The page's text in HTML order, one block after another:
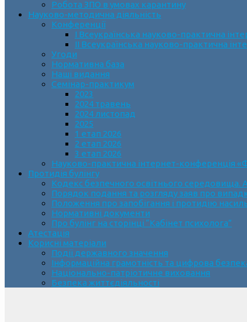
Робота ЗПО в умовах карантину
Науково-методична діяльність
Конференції
І Всеукраїнська науково-практична
ІІ Всеукраїнська науково-практична
Угоди
Нормативна база
Наші видання
Семінар-практикум
2023
2024 травень
2024 листопад
2025
1 етап 2026
2 етап 2026
3 етап 2026
Науково-практична інтернет-конференція
Протидія булінгу
Кодекс безпечного освітнього середовища.
Порядок подання та розгляду заяв про
Положення про запобігання і протидію
Нормативні документи
Про булінг на сторінці “Кабінет психолога”
Атестація
Корисні матеріали
Події державного значення
Інформаційна грамотність та цифрова
Національно-патріотичне виховання
Безпека життєдіяльності